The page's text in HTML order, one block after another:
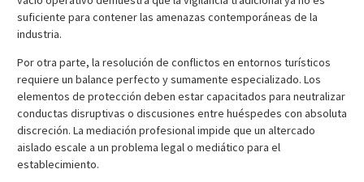
suficiente para contener las amenazas contemporáneas de la
industria.
Por otra parte, la resolución de conflictos en entornos turísticos
requiere un balance perfecto y sumamente especializado. Los
elementos de protección deben estar capacitados para neutralizar
conductas disruptivas o discusiones entre huéspedes con absoluta
discreción. La mediación profesional impide que un altercado
aislado escale a un problema legal o mediático para el
establecimiento.